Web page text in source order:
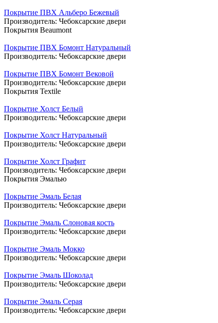
Покрытие ПВХ Альберо Бежевый
Производитель: Чебоксарские двери
Покрытия Beaumont
Покрытие ПВХ Бомонт Натуральный
Производитель: Чебоксарские двери
Покрытие ПВХ Бомонт Вековой
Производитель: Чебоксарские двери
Покрытия Textile
Покрытие Холст Белый
Производитель: Чебоксарские двери
Покрытие Холст Натуральный
Производитель: Чебоксарские двери
Покрытие Холст Графит
Производитель: Чебоксарские двери
Покрытия Эмалью
Покрытие Эмаль Белая
Производитель: Чебоксарские двери
Покрытие Эмаль Слоновая кость
Производитель: Чебоксарские двери
Покрытие Эмаль Мокко
Производитель: Чебоксарские двери
Покрытие Эмаль Шоколад
Производитель: Чебоксарские двери
Покрытие Эмаль Серая
Производитель: Чебоксарские двери